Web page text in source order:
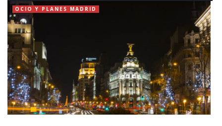
OCIO Y PLANES MADRID